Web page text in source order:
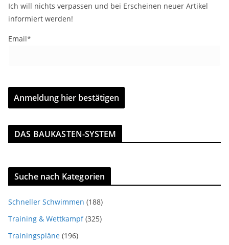
Ich will nichts verpassen und bei Erscheinen neuer Artikel
informiert werden!
Email*
DAS BAUKASTEN-SYSTEM
Suche nach Kategorien
Schneller Schwimmen (188)
Training & Wettkampf(325)
Trainingspläne (196)